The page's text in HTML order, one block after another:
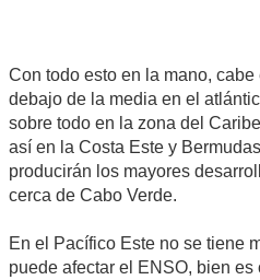
Con todo esto en la mano,
debajo de la media en el
sobre todo en la zona del
así en la Costa Este y
producirán los mayores
cerca de Cabo Verde.
En el Pacífico Este no se tiene
puede afectar el ENSO, bien